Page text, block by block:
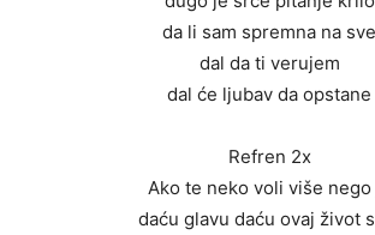
da li sam spremna na sve
dal da ti verujem
dal će ljubav da opstane
Refren 2x
Ako te neko voli više nego
daću glavu daću ovaj život